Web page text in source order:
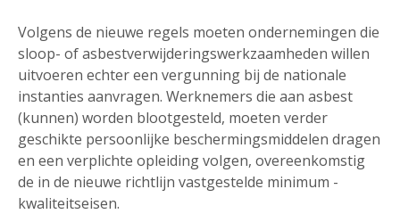
Volgens de nieuwe regels moeten ondernemingen die
sloop- of asbest­verwijderings­werkzaamheden willen
uitvoeren echter een vergunning bij de nationale
instanties aanvragen. Werknemers die aan asbest
(kunnen) worden blootgesteld, moeten verder
geschikte persoonlijke beschermings­middelen dragen
en een verplichte opleiding volgen, overeenkomstig
de in de nieuwe richtlijn vastgestelde minimum ­
kwaliteits­eisen.